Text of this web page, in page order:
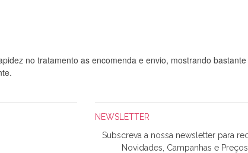
no tratamento as encomenda e envio, mostrando
muito dos tecidos.
NEWSLETTER
Subscreva a nossa newsletter para
Novidades, Campanhas e